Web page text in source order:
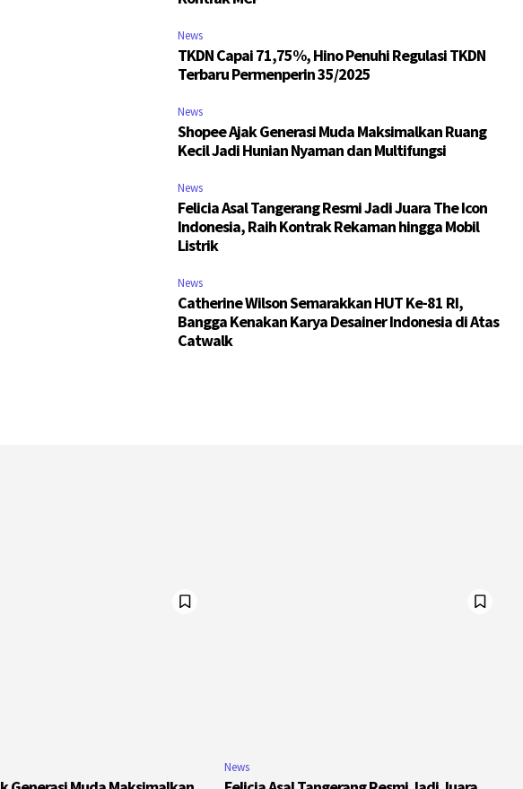
News
TKDN Capai 71,75%, Hino Penuhi Regulasi TKDN
Terbaru Permenperin 35/2025
News
Shopee Ajak Generasi Muda Maksimalkan Ruang
Kecil Jadi Hunian Nyaman dan Multifungsi
News
Felicia Asal Tangerang Resmi Jadi Juara The Icon
Indonesia, Raih Kontrak Rekaman hingga Mobil
Listrik
News
Catherine Wilson Semarakkan HUT Ke-81 RI,
Bangga Kenakan Karya Desainer Indonesia di Atas
Catwalk
News